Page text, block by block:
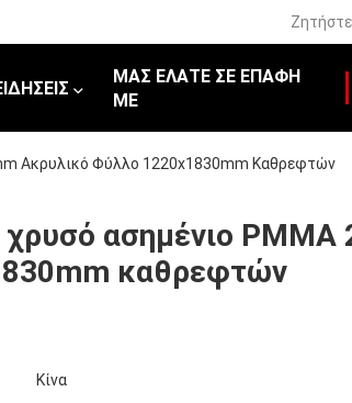
ΜΑΣ ΕΛΆΤΕ ΣΕ ΕΠΑΦΉ
ΜΕ
Ακρυλικό Φύλλο 1220x1830mm Καθρεφτών
χρυσό ασημένιο PMMA
καθρεφτών
Κίνα